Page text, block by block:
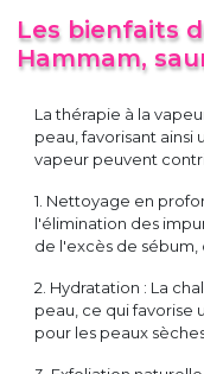
Les bienfaits
Hammam,
La thérapie à la
peau, favorisant
vapeur peuvent
1. Nettoyage en
l'élimination des
de l'excès de
2. Hydratation : La
peau, ce qui
pour les peaux